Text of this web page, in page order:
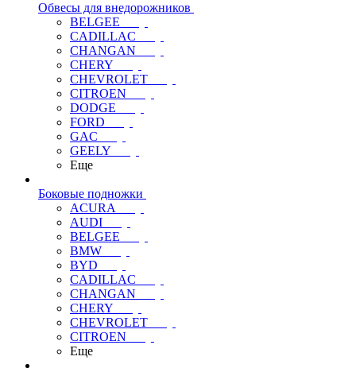
Обвесы для внедорожников
BELGEE
CADILLAC
CHANGAN
CHERY
CHEVROLET
CITROEN
DODGE
FORD
GAC
GEELY
Еще
Боковые подножки
ACURA
AUDI
BELGEE
BMW
BYD
CADILLAC
CHANGAN
CHERY
CHEVROLET
CITROEN
Еще